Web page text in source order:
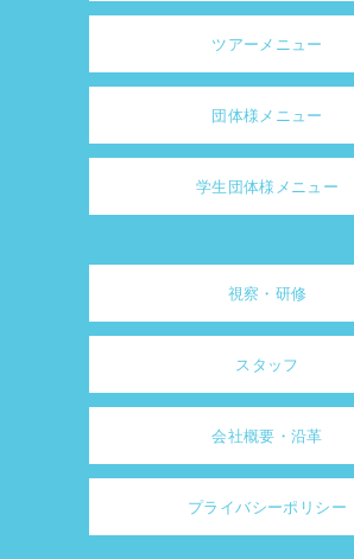
ツアーメニュー
団体様メニュー
学生団体様メニュー
視察・研修
スタッフ
会社概要・沿革
プライバシーポリシー